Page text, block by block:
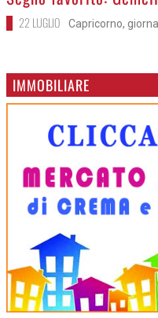
22 LUGLIO Capricorno,
IMMOBILIARE